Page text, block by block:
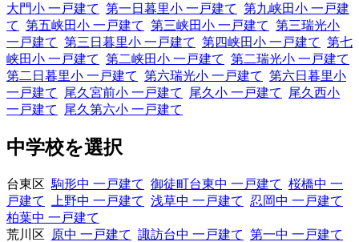
大門小 一戸建て 第一日暮里小 一戸建て 第九峡田小 一戸建
て 第五峡田小 一戸建て 第三峡田小 一戸建て 第三瑞光小
一戸建て 第三日暮里小 一戸建て 第四峡田小 一戸建て 第七
峡田小 一戸建て 第二峡田小 一戸建て 第二瑞光小 一戸建て
第二日暮里小 一戸建て 第六瑞光小 一戸建て 第六日暮里小
一戸建て
尾久宮前小 一戸建て 尾久小 一戸建て
尾久西小
一戸建て
尾久第六小 一戸建て
中学校を選択
台東区 駒形中 一戸建て 御徒町台東中 一戸建て 桜橋中 一
戸建て
上野中 一戸建て 浅草中 一戸建て
忍岡中 一戸建て
柏葉中 一戸建て
荒川区
原中 一戸建て 諏訪台中 一戸建て 第一中 一戸建て